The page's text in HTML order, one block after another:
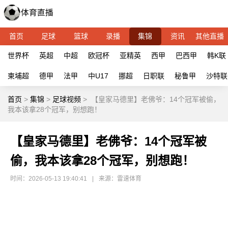
首页 足球 篮球 录播 集锦 资讯 其他直播
世界杯 英超 中超 欧冠杯 亚精英 西甲 巴西甲 韩K联
柬埔超 德甲 法甲 中U17 挪超 日职联 秘鲁甲 沙特联
首页 > 集锦 > 足球视频 >
【皇家马德里】老佛爷：14个冠军被偷，
我本该拿28个冠军，别想跑！
【皇家马德里】老佛爷：14个冠军被
偷，我本该拿28个冠军，别想跑！
时间：2026-05-13 19:40:41 来源：雷速体育